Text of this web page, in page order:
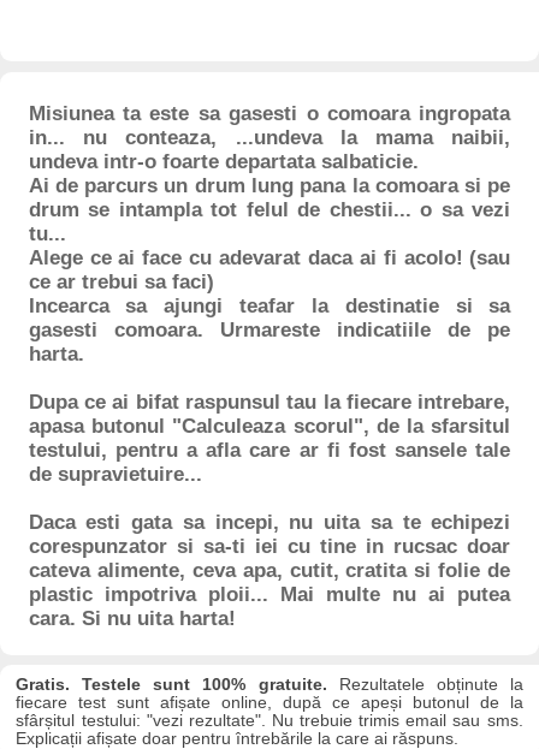
Misiunea ta este sa gasesti o comoara ingropata
in... nu conteaza, ...undeva la mama naibii,
undeva intr-o foarte departata salbaticie.
Ai de parcurs un drum lung pana la comoara si pe
drum se intampla tot felul de chestii... o sa vezi
tu...
Alege ce ai face cu adevarat daca ai fi acolo! (sau
ce ar trebui sa faci)
Incearca sa ajungi teafar la destinatie si sa
gasesti comoara. Urmareste indicatiile de pe
harta.
Dupa ce ai bifat raspunsul tau la fiecare intrebare,
apasa butonul "Calculeaza scorul", de la sfarsitul
testului, pentru a afla care ar fi fost sansele tale
de supravietuire...
Daca esti gata sa incepi, nu uita sa te echipezi
corespunzator si sa-ti iei cu tine in rucsac doar
cateva alimente, ceva apa, cutit, cratita si folie de
plastic impotriva ploii... Mai multe nu ai putea
cara. Si nu uita harta!
Gratis. Testele sunt 100% gratuite. Rezultatele obținute la
fiecare test sunt afișate online, după ce apeși butonul de la
sfârșitul testului: "vezi rezultate". Nu trebuie trimis email sau sms.
Explicații afișate doar pentru întrebările la care ai răspuns.